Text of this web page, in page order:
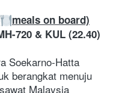
meals on board)
720 & KUL (22.40)
Soekarno-Hatta
berangkat menuju
Malaysia